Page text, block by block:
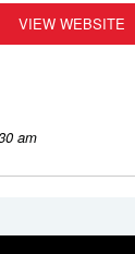
VIEW WEBSITE
am